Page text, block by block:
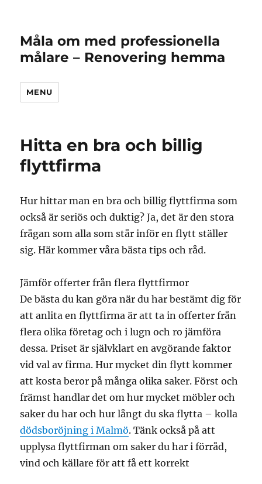
Måla om med professionella
målare – Renovering hemma
MENU
Hitta en bra och billig
flyttfirma
Hur hittar man en bra och billig flyttfirma som
också är seriös och duktig? Ja, det är den stora
frågan som alla som står inför en flytt ställer
sig. Här kommer våra bästa tips och råd.
Jämför offerter från flera flyttfirmor
De bästa du kan göra när du har bestämt dig för
att anlita en flyttfirma är att ta in offerter från
flera olika företag och i lugn och ro jämföra
dessa. Priset är självklart en avgörande faktor
vid val av firma. Hur mycket din flytt kommer
att kosta beror på många olika saker. Först och
främst handlar det om hur mycket möbler och
saker du har och hur långt du ska flytta – kolla
dödsboröjning i Malmö. Tänk också på att
upplysa flyttfirman om saker du har i förråd,
vind och källare för att få ett korrekt